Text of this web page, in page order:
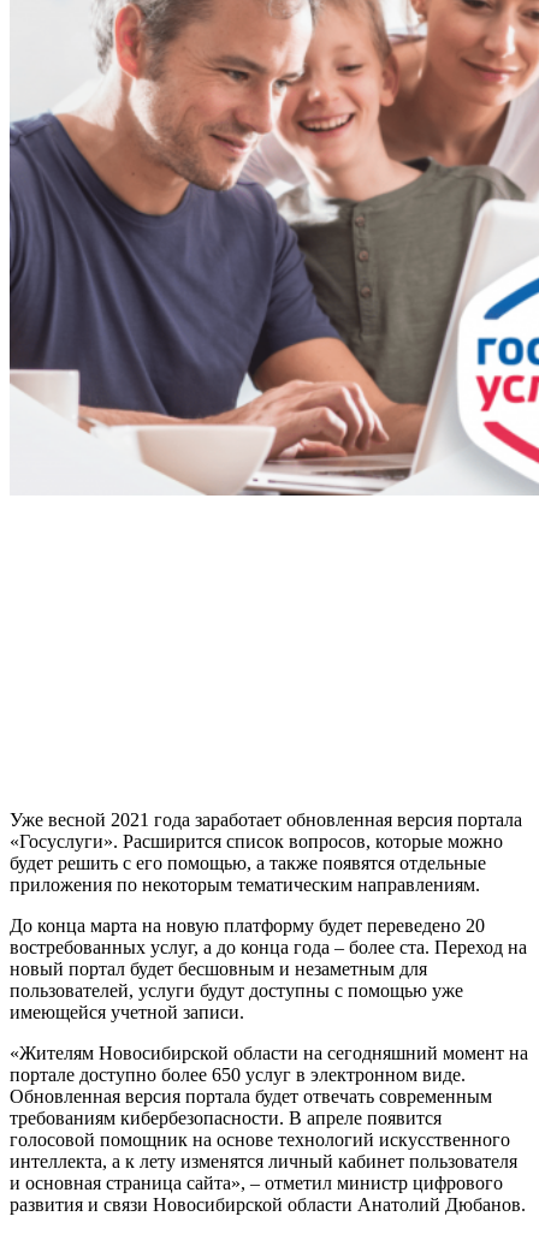
Уже весной 2021 года заработает обновленная версия портала
«Госуслуги». Расширится список вопросов, которые можно
будет решить с его помощью, а также появятся отдельные
приложения по некоторым тематическим направлениям.
До конца марта на новую платформу будет переведено 20
востребованных услуг, а до конца года – более ста. Переход на
новый портал будет бесшовным и незаметным для
пользователей, услуги будут доступны с помощью уже
имеющейся учетной записи.
«Жителям Новосибирской области на сегодняшний момент на
портале доступно более 650 услуг в электронном виде.
Обновленная версия портала будет отвечать современным
требованиям кибербезопасности. В апреле появится
голосовой помощник на основе технологий искусственного
интеллекта, а к лету изменятся личный кабинет пользователя
и основная страница сайта», – отметил министр цифрового
развития и связи Новосибирской области Анатолий Дюбанов.